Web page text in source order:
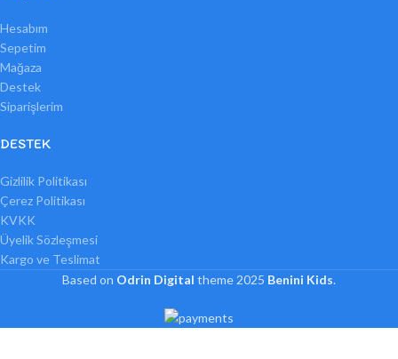
Hesabım
Sepetim
Mağaza
Destek
Siparişlerim
DESTEK
Gizlilik Politikası
Çerez Politikası
KVKK
Üyelik Sözleşmesi
Kargo ve Teslimat
Based on Odrin Digital theme 2025 Benini Kids.